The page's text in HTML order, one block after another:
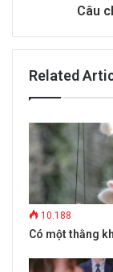
Câu
Related
10.188
Có một thằng